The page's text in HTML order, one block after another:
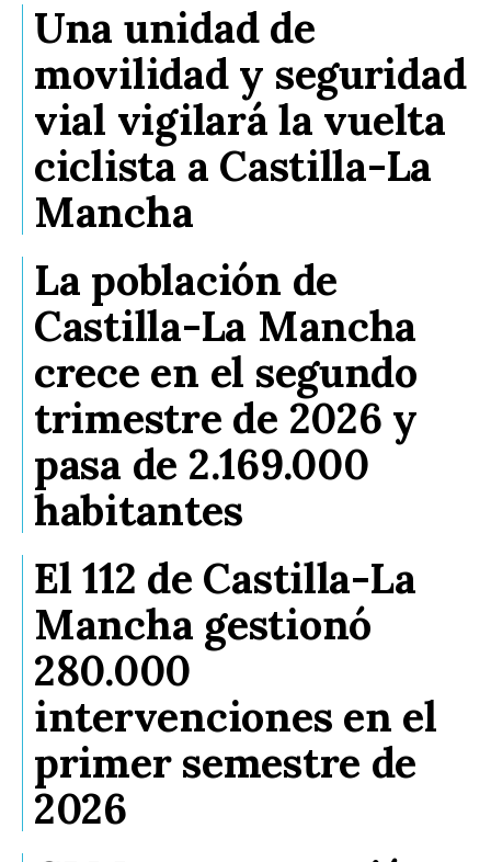
Una unidad de
movilidad y seguridad
vial vigilará la vuelta
ciclista a Castilla-La
Mancha
La población de
Castilla-La Mancha
crece en el segundo
trimestre de 2026 y
pasa de 2.169.000
habitantes
El 112 de Castilla-La
Mancha gestionó
280.000
intervenciones en el
primer semestre de
2026